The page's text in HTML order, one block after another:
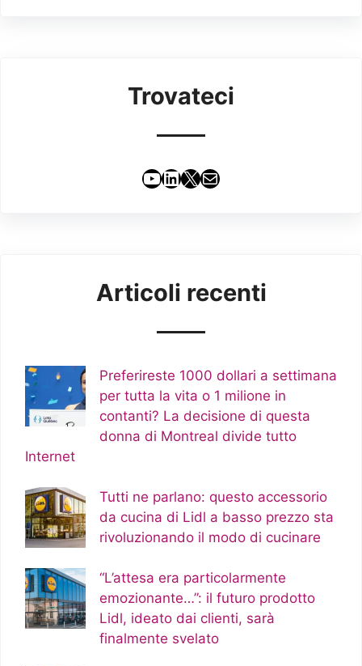
Trovateci
YouTube
LinkedIn
X Email
Articoli recenti
Preferireste 1000 dollari a settimana
per tutta la vita o 1 milione in
contanti? La decisione di questa
donna di Montreal divide tutto
Internet
Tutti ne parlano: questo accessorio
da cucina di Lidl a basso prezzo sta
rivoluzionando il modo di cucinare
“L’attesa era particolarmente
emozionante…”: il futuro prodotto
Lidl, ideato dai clienti, sarà
finalmente svelato